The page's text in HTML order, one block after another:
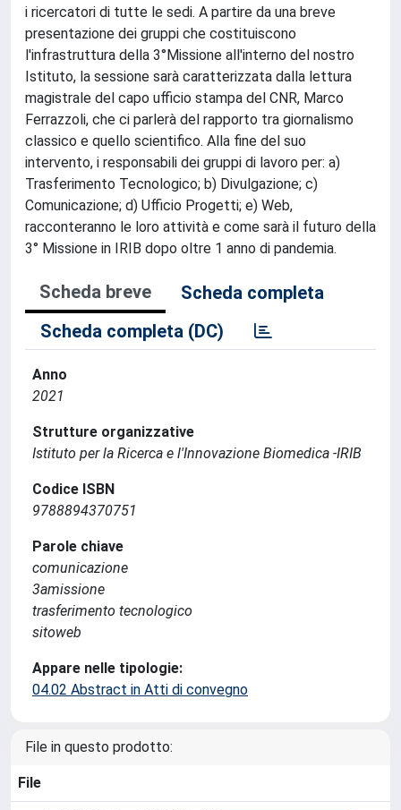
i ricercatori di tutte le sedi. A partire da una breve
presentazione dei gruppi che costituiscono
l'infrastruttura della 3°Missione all'interno del nostro
Istituto, la sessione sarà caratterizzata dalla lettura
magistrale del capo ufficio stampa del CNR, Marco
Ferrazzoli, che ci parlerà del rapporto tra giornalismo
classico e quello scientifico. Alla fine del suo
intervento, i responsabili dei gruppi di lavoro per: a)
Trasferimento Tecnologico; b) Divulgazione; c)
Comunicazione; d) Ufficio Progetti; e) Web,
racconteranno le loro attività e come sarà il futuro della
3° Missione in IRIB dopo oltre 1 anno di pandemia.
Scheda breve
Scheda completa
Scheda completa (DC)
Anno
2021
Strutture organizzative
Istituto per la Ricerca e l'Innovazione Biomedica -IRIB
Codice ISBN
9788894370751
Parole chiave
comunicazione
3amissione
trasferimento tecnologico
sitoweb
Appare nelle tipologie:
04.02 Abstract in Atti di convegno
File in questo prodotto:
File